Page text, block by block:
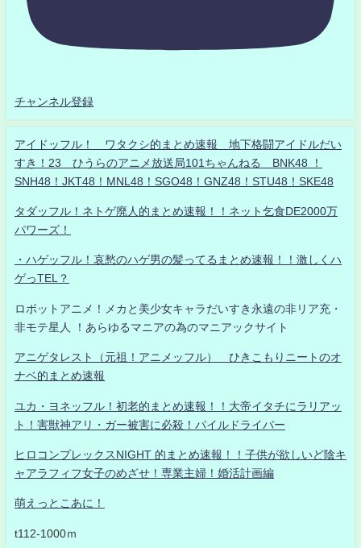
チャンネル登録
アイドッフル！ ワタクシ的まとめ速報 地下格闘アイドルだい
すき！23 ひうらのアニメ放送局101ちゃんねる BNK48 ！
SNH48！JKT48！MNL48！SGO48！GNZ48！STU48！SKE48
タダッフル！ネトゲ廃人的まとめ速報！！ネット乞食DE2000万
パワーズ！
・ハゲッフル！哀愁のハゲ男の髪ってるまとめ速報！！激しくハ
ゲっTEL？
ロボットアニメ！メカと美少女キャラだいすき永遠の非リア充・
非モテ星人 ！あらゆるマニアの為のマニアックサイト
アニゲタレスト（元祖！アニメッフル） ひきこもりニートのオ
ナベ的まとめ速報
ユカ・ヨネッフル！初老的まとめ速報！！大帝イタチにラリアッ
ト！害獣神アリ・ガー被害に必殺！パイルドライバー
ヒロコンプレックスNIGHT 的まとめ速報！！子供が欲しいど陰キ
ャアラフィフ女子のめざせ！専業主婦！婚活計画編
萌えっとこあに！
t112-1000ｍ